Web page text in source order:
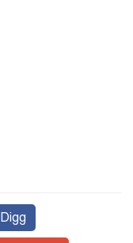
Digg